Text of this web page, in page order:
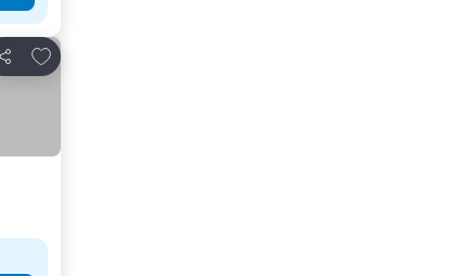
Partager
Ajouter à mes favoris